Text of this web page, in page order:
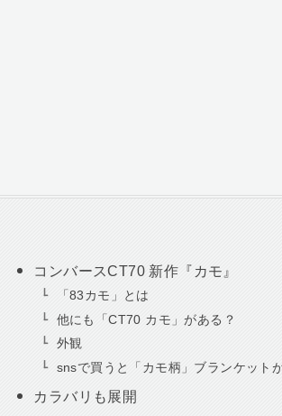
コンバースCT70 新作『カモ』
「83カモ」とは
他にも「CT70 カモ」がある？
外観
snsで買うと「カモ柄」ブランケット
カラバリも展開